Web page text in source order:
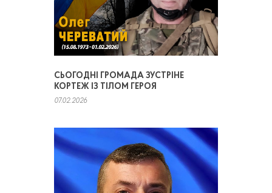
СЬОГОДНІ ГРОМАДА ЗУСТРІНЕ
КОРТЕЖ ІЗ ТІЛОМ ГЕРОЯ
07.02.2026